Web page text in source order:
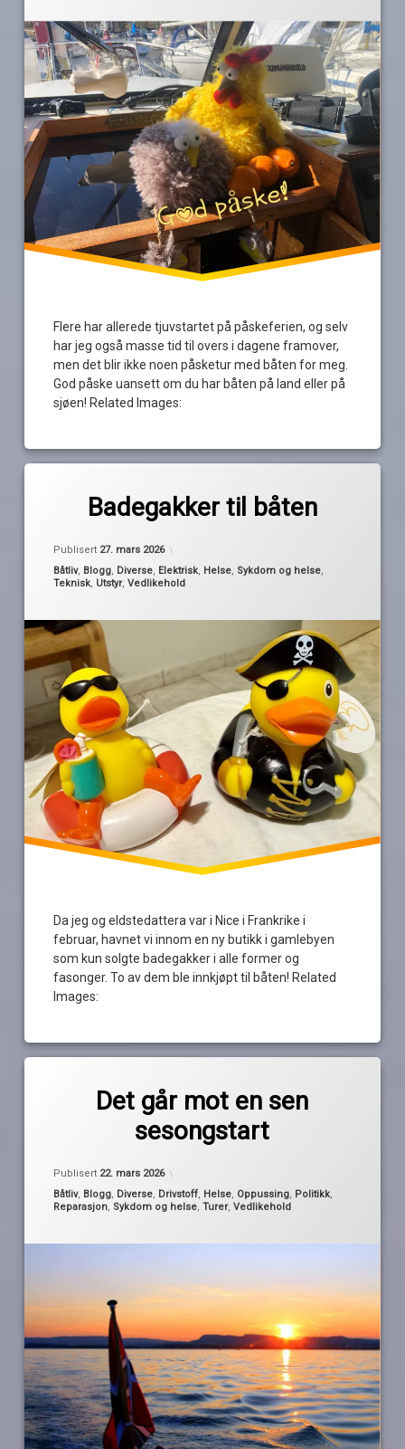
Flere har allerede tjuvstartet på påskeferien, og selv
har jeg også masse tid til overs i dagene framover,
men det blir ikke noen påsketur med båten for meg.
God påske uansett om du har båten på land eller på
sjøen! Related Images:
påsketur
Badegakker til båten
Publisert 27. mars 2026
Kategorier:
Båtliv, Blogg, Diverse, Elektrisk, Helse, Sykdom og helse,
Teknisk, Utstyr,Vedlikehold
Da jeg og eldstedattera var i Nice i Frankrike i
februar, havnet vi innom en ny butikk i gamlebyen
som kun solgte badegakker i alle former og
fasonger. To av dem ble innkjøpt til båten! Related
Images:
båtsesongen
reservedeler
sikring
Det går mot en sen
sesongstart
Publisert 22. mars 2026
Kategorier:
Båtliv, Blogg Diverse Drivstoff Helse Oppussing Politikk
Reparasjon Sykdom og helse ,Turer,Vedlikehold
østen
sesongstart